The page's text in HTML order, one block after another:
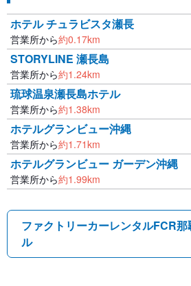
ホテル チュラビスタ瀬長
営業所から約0.17km
STORYLINE 瀬長島
営業所から約1.24km
琉球温泉瀬長島ホテル
営業所から約1.38km
ホテルグランビュー沖縄
営業所から約1.71km
ホテルグランビュー ガーデン沖縄
営業所から約1.99km
ファクトリーカーレンタルFCR
ル